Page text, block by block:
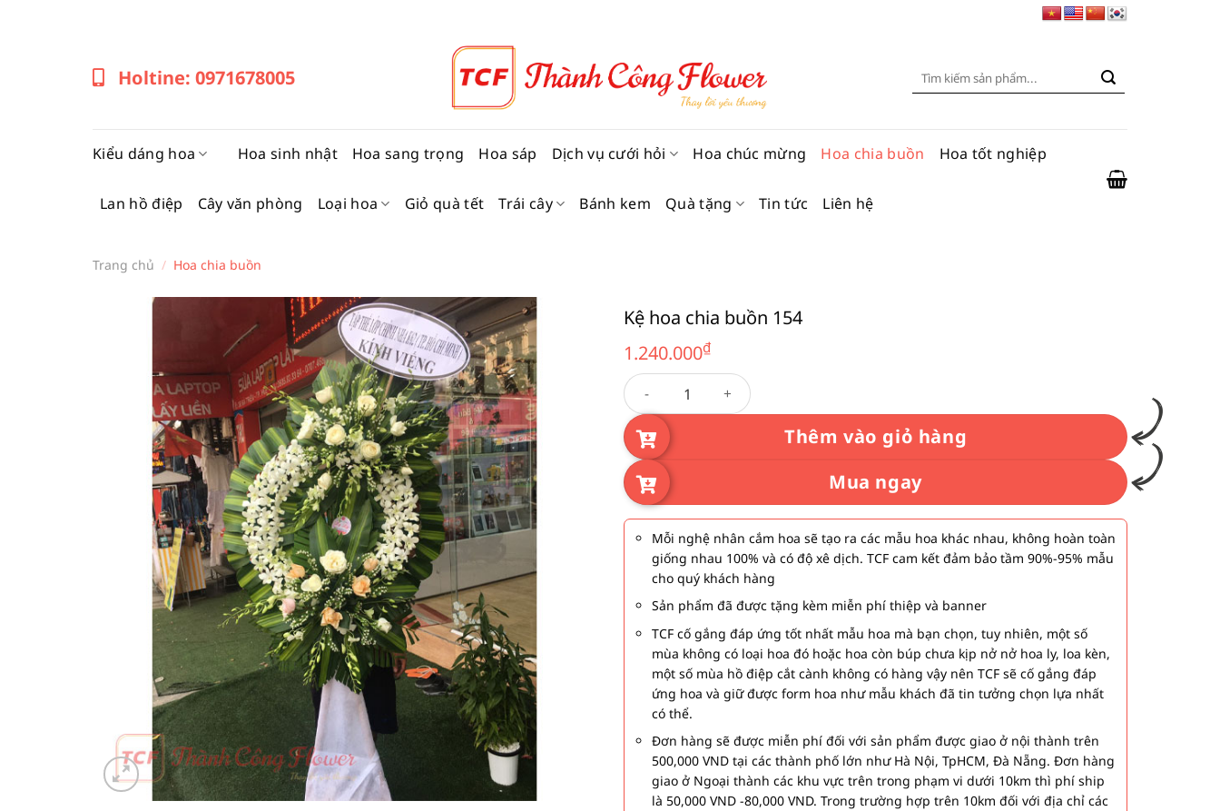
Holtine: 0971678005
Tìm
Kiểu dáng hoa Hoa sinh nhật Hoa sang trọng Hoa sáp Dịch vụ cưới hỏi Hoa chúc mừng Hoa chia buồn Hoa tốt nghiệp
Lan hồ điệp Cây văn phòng Loại hoa Giỏ quà tết Trái cây Bánh kem Quà tặng Tin tức Liên hệ
Trang chủ / Hoa chia buồn
Kệ hoa chia buồn 154
1.240.000₫
Kệ hoa chia buồn 154 số lượng
Thêm vào giỏ hàng
Mua ngay
Mỗi nghệ nhân cắm hoa sẽ tạo ra các mẫu hoa khác nhau, không hoàn toàn
giống nhau 100% và có độ xê dịch. TCF cam kết đảm bảo tầm 90%-95% mẫu
cho quý khách hàng
Sản phẩm đã được tặng kèm miễn phí thiệp và banner
TCF cố gắng đáp ứng tốt nhất mẫu hoa mà bạn chọn, tuy nhiên, một số
mùa không có loại hoa đó hoặc hoa còn búp chưa kịp nở nở hoa ly, loa kèn,
một số mùa hồ điệp cắt cành không có hàng vậy nên TCF sẽ cố gắng đáp
ứng hoa và giữ được form hoa như mẫu khách đã tin tưởng chọn lựa nhất
có thể.
Đơn hàng sẽ được miễn phí đối với sản phẩm được giao ở nội thành trên
500,000 VND tại các thành phố lớn như Hà Nội, TpHCM, Đà Nẵng. Đơn hàng
giao ở Ngoại thành các khu vực trên trong phạm vi dưới 10km thì phí ship
là 50,000 VND -80,000 VND. Trong trường hợp trên 10km đối với địa chỉ các